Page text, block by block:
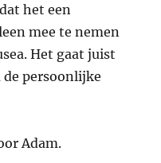
het een
mee te nemen
Het gaat juist
de persoonlijke
Adam.